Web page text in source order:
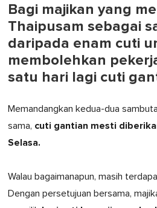
Bagi majikan yang
Thaipusam sebagai
daripada enam cuti
membolehkan
satu hari lagi cuti
Memandangkan kedua-dua
sama, cuti gantian mesti
Selasa.
Walau bagaimanapun, masih
Dengan persetujuan bersama,